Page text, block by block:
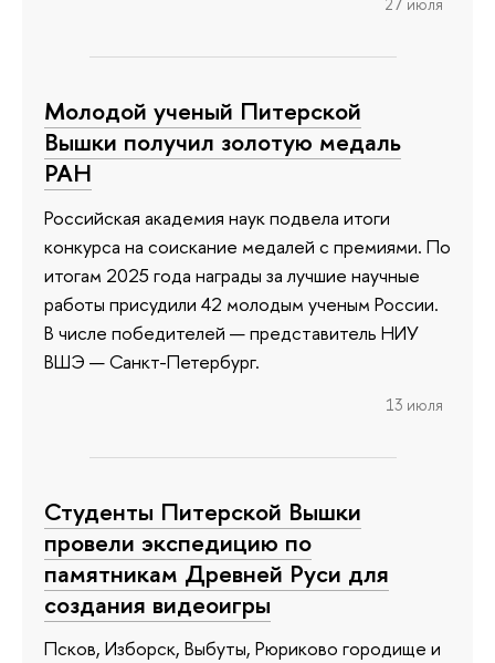
27 июля
Молодой ученый Питерской
Вышки получил золотую медаль
РАН
Российская академия наук подвела итоги
конкурса на соискание медалей с премиями. По
итогам 2025 года награды за лучшие научные
работы присудили 42 молодым ученым России.
В числе победителей — представитель НИУ
ВШЭ — Санкт-Петербург.
13 июля
Студенты Питерской Вышки
провели экспедицию по
памятникам Древней Руси для
создания видеоигры
Псков, Изборск, Выбуты, Рюриково городище и